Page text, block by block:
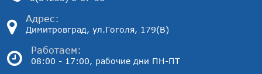
Адрес:
Димитровград, ул.Гоголя, 179(В)
Работаем:
08:00 - 17:00, рабочие дни ПН-ПТ